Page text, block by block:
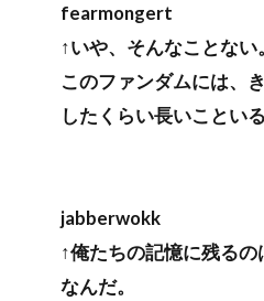
fearmongert
↑いや、そんなことない。
このファンダムには、
したくらい長いこといる
jabberwokk
↑俺たちの記憶に残る
なんだ。